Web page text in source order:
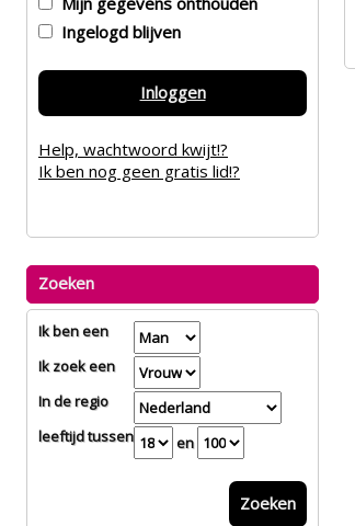
Ingelogd blijven
Inloggen
Help, wachtwoord kwijt!?
Ik ben nog geen gratis lid!?
Zoeken
Ik ben een
Ik zoek een
In de regio
leeftijd tussen
en
Zoeken